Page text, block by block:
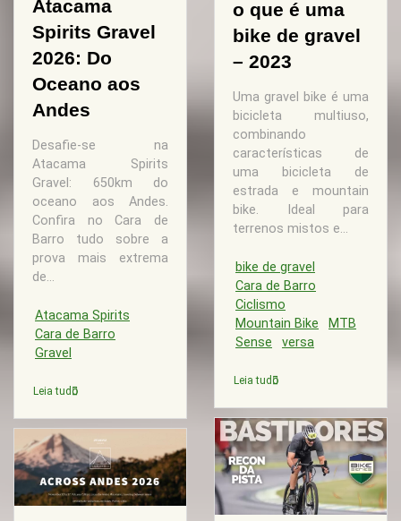
Atacama
Spirits Gravel
2026: Do
Oceano aos
Andes
Desafie-se na
Atacama Spirits
Gravel: 650km do
oceano aos Andes.
Confira no Cara de
Barro tudo sobre a
prova mais extrema
de...
Atacama Spirits
Cara de Barro
Gravel
Leia tudo
o que é uma
bike de gravel
– 2023
Uma gravel bike é uma
bicicleta multiuso,
combinando
características de
uma bicicleta de
estrada e mountain
bike. Ideal para
terrenos mistos e...
bike de gravel
Cara de Barro
Ciclismo
Mountain Bike
MTB
Sense
versa
Leia tudo